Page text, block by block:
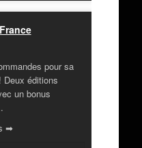
pour sa
Deux éditions
un bonus
➡